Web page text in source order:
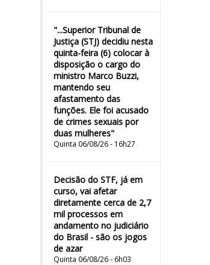
"...Superior Tribunal de
Justiça (STJ) decidiu nesta
quinta-feira (6) colocar à
disposição o cargo do
ministro Marco Buzzi,
mantendo seu
afastamento das
funções. Ele foi acusado
de crimes sexuais por
duas mulheres"
Quinta 06/08/26 - 16h27
Decisão do STF, já em
curso, vai afetar
diretamente cerca de 2,7
mil processos em
andamento no judiciário
do Brasil - são os jogos
de azar
Quinta 06/08/26 - 6h03